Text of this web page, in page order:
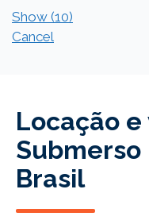
Locação
Brasil
Show (10)
Cancel